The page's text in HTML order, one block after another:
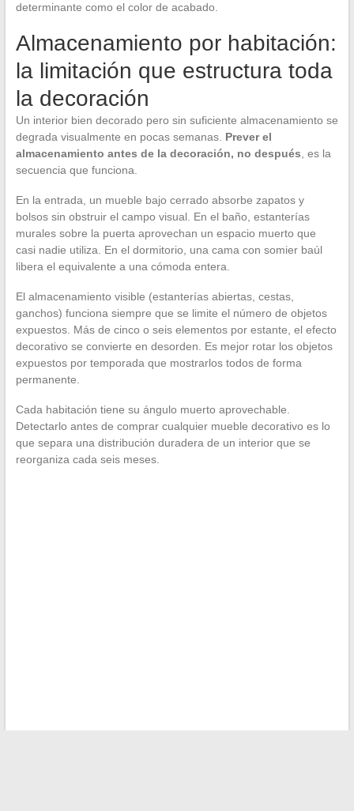
determinante como el color de acabado.
Almacenamiento por habitación:
la limitación que estructura toda
la decoración
Un interior bien decorado pero sin suficiente almacenamiento se
degrada visualmente en pocas semanas. Prever el
almacenamiento antes de la decoración, no después, es la
secuencia que funciona.
En la entrada, un mueble bajo cerrado absorbe zapatos y
bolsos sin obstruir el campo visual. En el baño, estanterías
murales sobre la puerta aprovechan un espacio muerto que
casi nadie utiliza. En el dormitorio, una cama con somier baúl
libera el equivalente a una cómoda entera.
El almacenamiento visible (estanterías abiertas, cestas,
ganchos) funciona siempre que se limite el número de objetos
expuestos. Más de cinco o seis elementos por estante, el efecto
decorativo se convierte en desorden. Es mejor rotar los objetos
expuestos por temporada que mostrarlos todos de forma
permanente.
Cada habitación tiene su ángulo muerto aprovechable.
Detectarlo antes de comprar cualquier mueble decorativo es lo
que separa una distribución duradera de un interior que se
reorganiza cada seis meses.